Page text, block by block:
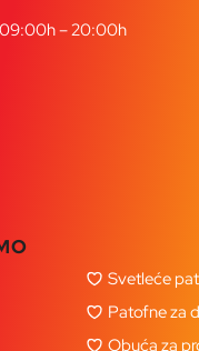
– 20:00h
Svetleće
Patofne za
Obuća za